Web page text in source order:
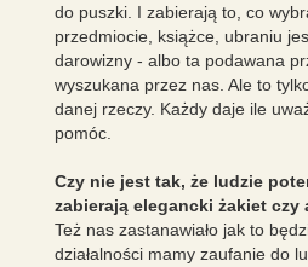
do puszki. I zabierają to, co
przedmiocie, książce, ubraniu
darowizny - albo ta podawana
wyszukana przez nas. Ale to
danej rzeczy. Każdy daje ile
pomóc.
Czy nie jest tak, że ludzie
zabierają elegancki żakiet czy
Też nas zastanawiało jak to
działalności mamy zaufanie do